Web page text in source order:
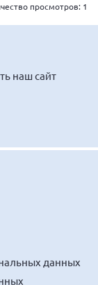
просмотров: 1
наш сайт
данных